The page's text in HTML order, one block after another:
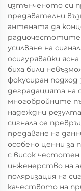
изтънченото си
предавателни
антената да
радиочестотите
усилване на
осигурявайки
биха били
фокусиран подход
деградацията на
многобройните
надеждни
сигнала се
предаване на
особено ценни за
с висок
инженерство на
поляризация на
качеството на